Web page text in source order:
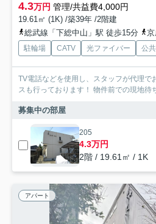
4.3万円 管理/共益費4,000円
19.61㎡ (1K) /築39年 /2階建
総武線「下総中山」駅 徒歩15分
京
駐輪場 CATV 光ファイバー 公
TV電話などを使用し、スタッフが代理で
スも行っております！ 物件前での現地待
募集中の部屋
205
4.3万円
2階 / 19.61㎡ / 1K
アパート